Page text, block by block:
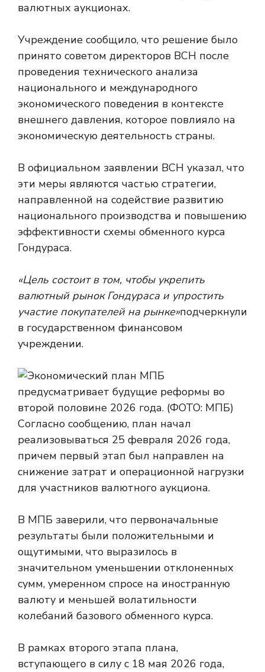
валютных аукционах.
Учреждение сообщило, что решение было
принято советом директоров BCH после
проведения технического анализа
национального и международного
экономического поведения в контексте
внешнего давления, которое повлияло на
экономическую деятельность страны.
В официальном заявлении BCH указал, что
эти меры являются частью стратегии,
направленной на содействие развитию
национального производства и повышению
эффективности схемы обменного курса
Гондураса.
«Цель состоит в том, чтобы укрепить
валютный рынок Гондураса и упростить
участие покупателей на рынке»подчеркнули
в государственном финансовом
учреждении.
Согласно сообщению, план начал
реализовываться 25 февраля 2026 года,
причем первый этап был направлен на
снижение затрат и операционной нагрузки
для участников валютного аукциона.
В МПБ заверили, что первоначальные
результаты были положительными и
ощутимыми, что выразилось в
значительном уменьшении отклоненных
сумм, умеренном спросе на иностранную
валюту и меньшей волатильности
колебаний базового обменного курса.
В рамках второго этапа плана,
вступающего в силу с 18 мая 2026 года,